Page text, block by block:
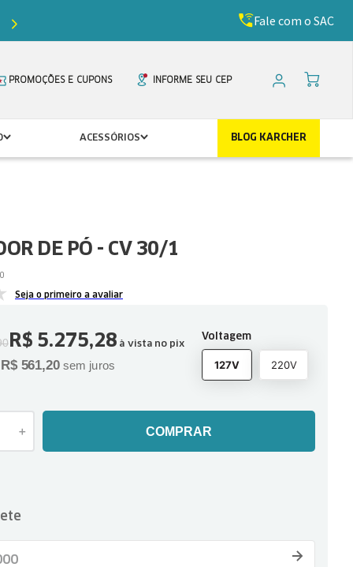
de desconto com o cupomFale com o SAC
PROMOÇÕES E CUPONS INFORME SEU CEP
ACESSÓRIOS BLOG KARCHER
DE PÓ - CV 30/1
Seja o primeiro a avaliar
R$ 5.275,28 à vista no pix
R$ 561,20 sem juros
Voltagem
127V 220V
＋ COMPRAR